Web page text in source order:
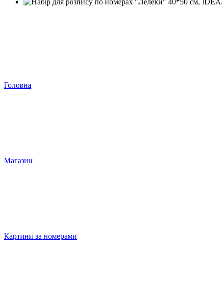
Головна
Магазин
Картини за номерами